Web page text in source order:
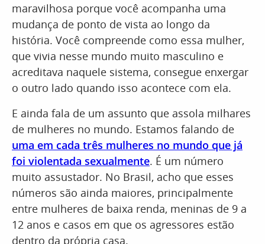
maravilhosa porque você acompanha uma
mudança de ponto de vista ao longo da
história. Você compreende como essa mulher,
que vivia nesse mundo muito masculino e
acreditava naquele sistema, consegue enxergar
o outro lado quando isso acontece com ela.
E ainda fala de um assunto que assola milhares
de mulheres no mundo. Estamos falando de
uma em cada três mulheres no mundo que já
foi violentada sexualmente. É um número
muito assustador. No Brasil, acho que esses
números são ainda maiores, principalmente
entre mulheres de baixa renda, meninas de 9 a
12 anos e casos em que os agressores estão
dentro da própria casa.